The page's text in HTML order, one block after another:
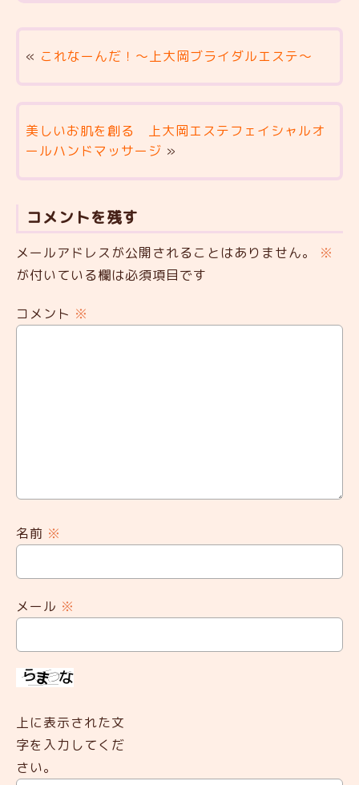
« これなーんだ！〜上大岡ブライダルエステ〜
美しいお肌を創る 上大岡エステフェイシャルオ
ールハンドマッサージ »
コメントを残す
メールアドレスが公開されることはありません。
※
が付いている欄は必須項目です
コメント ※
名前 ※
メール ※
上に表示された文
字を入力してくだ
さい。